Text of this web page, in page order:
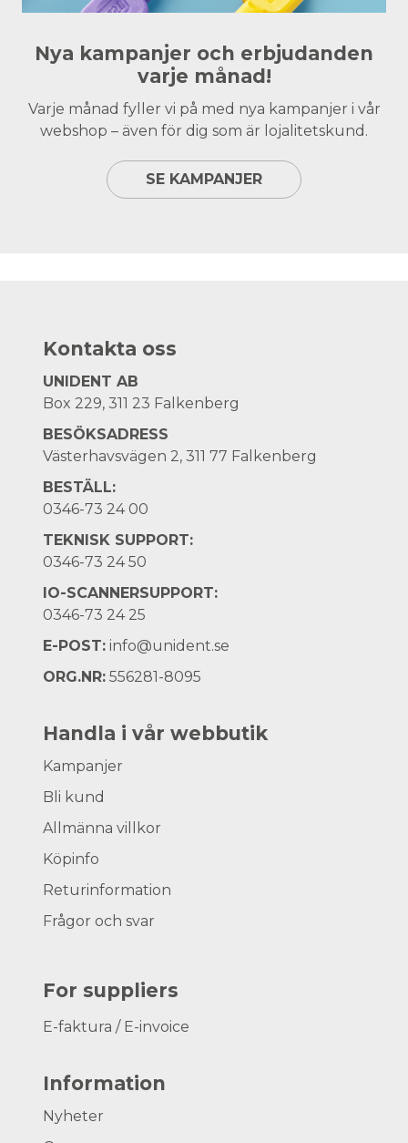
Nya kampanjer och erbjudanden
varje månad!
Varje månad fyller vi på med nya kampanjer i vår
webshop – även för dig som är lojalitetskund.
SE KAMPANJER
Kontakta oss
UNIDENT AB
Box 229, 311 23 Falkenberg
BESÖKSADRESS
Västerhavsvägen 2, 311 77 Falkenberg
BESTÄLL:
0346-73 24 00
TEKNISK SUPPORT:
0346-73 24 50
IO-SCANNERSUPPORT:
0346-73 24 25
E-POST: info@unident.se
ORG.NR: 556281-8095
Handla i vår webbutik
Kampanjer
Bli kund
Allmänna villkor
Köpinfo
Returinformation
Frågor och svar
For suppliers
E-faktura / E-invoice
Information
Nyheter